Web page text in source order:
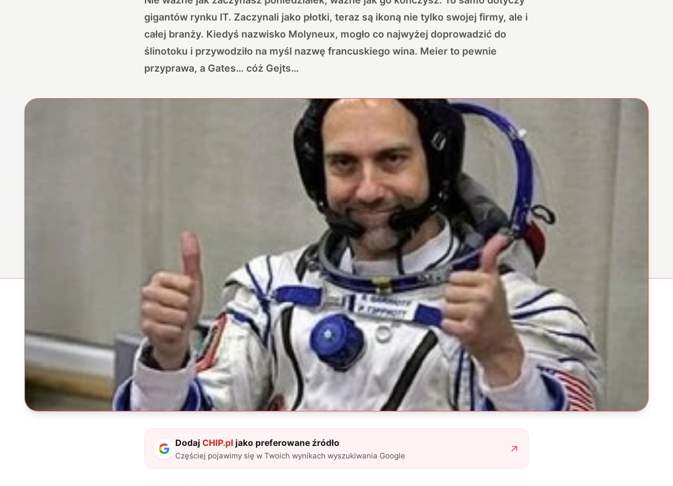
gigantów rynku IT. Zaczynali jako płotki, teraz są ikoną nie tylko swojej firmy, ale i
całej branży. Kiedyś nazwisko Molyneux, mogło co najwyżej doprowadzić do
ślinotoku i przywodziło na myśl nazwę francuskiego wina. Meier to pewnie
przyprawa, a Gates… cóż Gejts…
Dodaj CHIP.pl jako preferowane źródło
Częściej pojawimy się w Twoich wynikach wyszukiwania Google